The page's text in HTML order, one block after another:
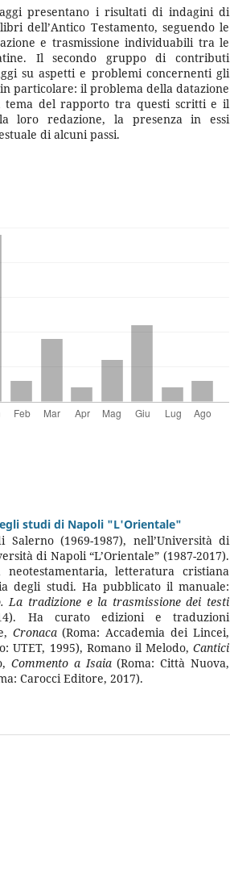
presentano i risultati di indagini di
dell’Antico Testamento, seguendo le
e trasmissione individuabili tra le
Il secondo gruppo di contributi
su aspetti e problemi concernenti gli
particolare: il problema della datazione
tema del rapporto tra questi scritti e il
loro redazione, la presenza in essi
di alcuni passi.
studi di Napoli "L'Orientale"
Salerno (1969-1987), nell’Università di
di Napoli “L’Orientale” (1987-2017).
letteratura cristiana
degli studi. Ha pubblicato il manuale:
La tradizione e la trasmissione dei testi
Ha curato edizioni e traduzioni
Cronaca(Roma: Accademia dei Lincei,
UTET, 1995), Romano il Melodo,Cantici
Commento a Isaia(Roma: Città Nuova,
Carocci Editore, 2017).